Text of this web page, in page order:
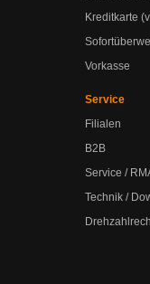
Kreditkarte
Vorkasse
Service
Filialen
B2B
Service /
Technik /